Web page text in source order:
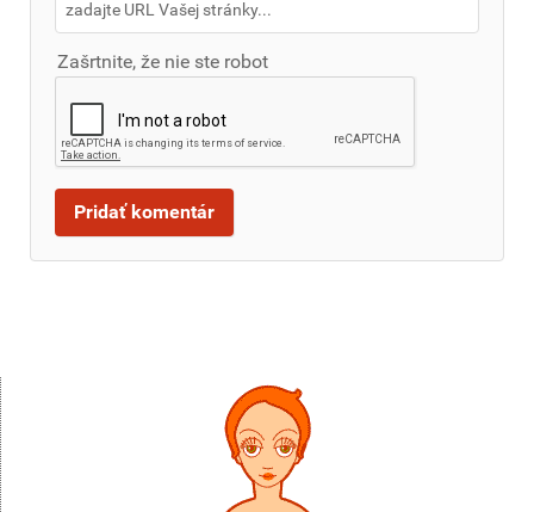
Zašrtnite, že nie ste robot